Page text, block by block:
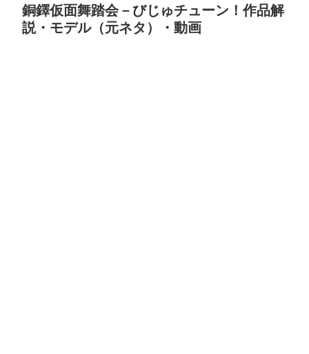
銅鐸仮面舞踏会－びじゅチューン！作品解
説・モデル（元ネタ）・動画